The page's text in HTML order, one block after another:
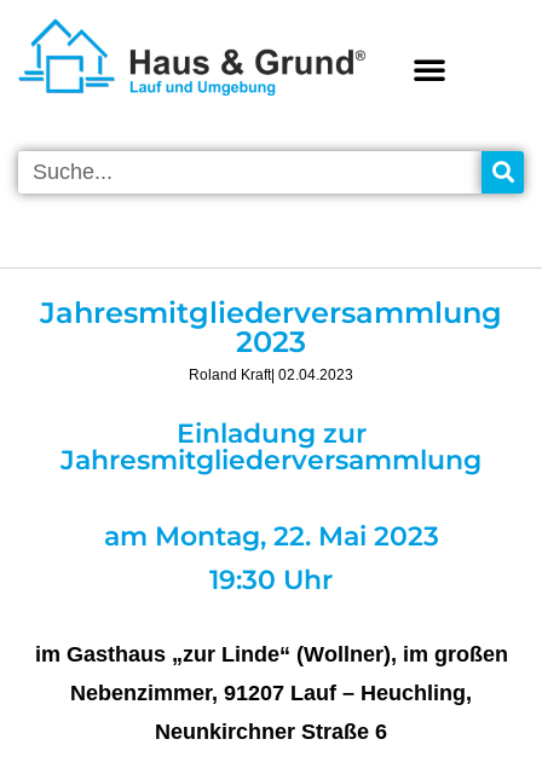
Jahresmitgliederversammlung
2023
Roland Kraft| 02.04.2023
Einladung zur
Jahresmitgliederversammlung
am Montag, 22. Mai 2023
19:30 Uhr
im Gasthaus „zur Linde“ (Wollner), im großen
Nebenzimmer, 91207 Lauf – Heuchling,
Neunkirchner Straße 6